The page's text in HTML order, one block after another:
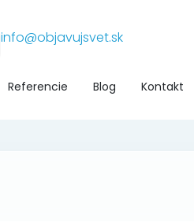
info@objavujsvet.sk
Referencie Blog Kontakt